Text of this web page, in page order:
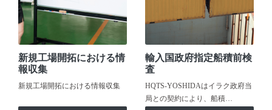
新規工場開拓における情
報収集
新規工場開拓における情報収集
輸入国政府指定船積前検
査
HQTS-YOSHIDAはイラク政府当
局との契約により、船積…